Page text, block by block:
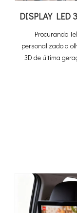
Procurando
personalizado a
3D de última